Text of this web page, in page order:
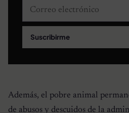
Correo electrónico
Suscribirme
Además, el pobre animal
de abusos y descuidos de la